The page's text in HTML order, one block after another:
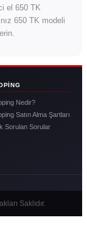
el 650 TK
650 TK modeli
Nedir?
Satın Alma Şartları
Sorulan Sorular
Saklıdır.